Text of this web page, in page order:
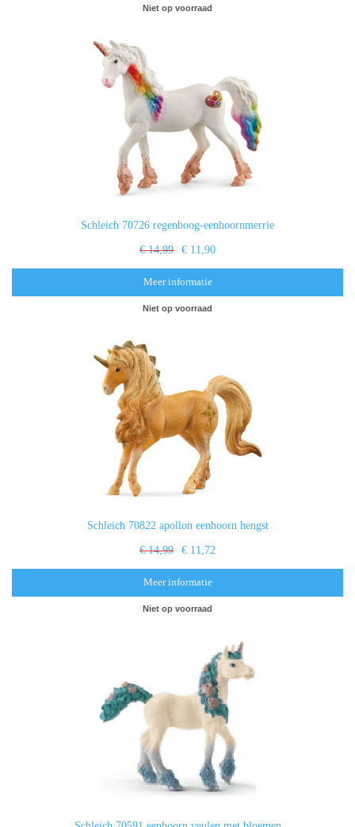
Niet op voorraad
Schleich 70726 regenboog-eenhoornmerrie
€ 14,99 € 11,90
Meer informatie
Niet op voorraad
Schleich 70822 apollon eenhoorn hengst
€ 14,99 € 11,72
Meer informatie
Niet op voorraad